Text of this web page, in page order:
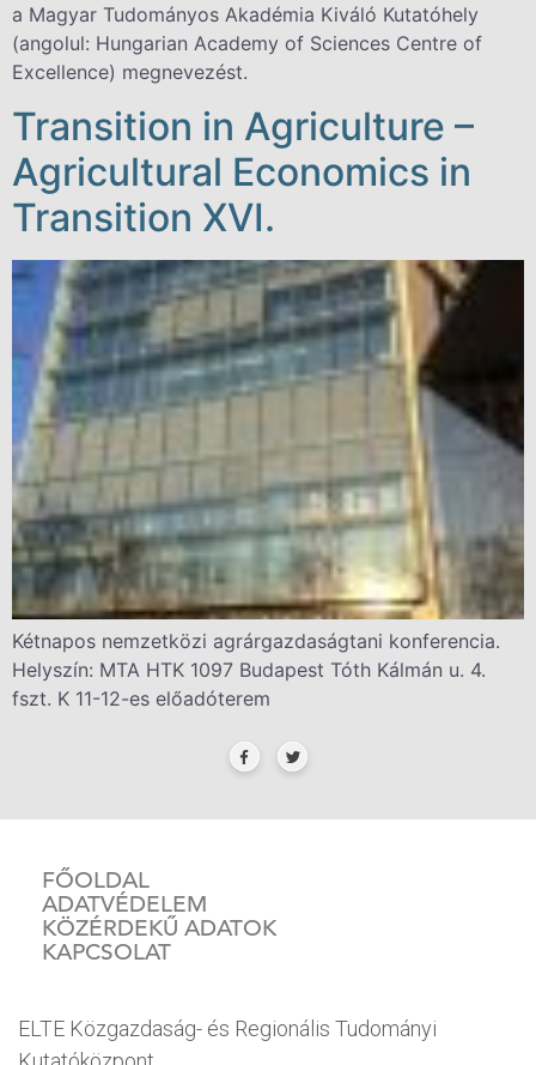
a Magyar Tudományos Akadémia Kiváló Kutatóhely
(angolul: Hungarian Academy of Sciences Centre of
Excellence) megnevezést.
Transition in Agriculture –
Agricultural Economics in
Transition XVI.
Kétnapos nemzetközi agrárgazdaságtani konferencia.
Helyszín: MTA HTK 1097 Budapest Tóth Kálmán u. 4.
fszt. K 11-12-es előadóterem
FŐOLDAL
ADATVÉDELEM
KÖZÉRDEKŰ ADATOK
KAPCSOLAT
ELTE Közgazdaság- és Regionális Tudományi